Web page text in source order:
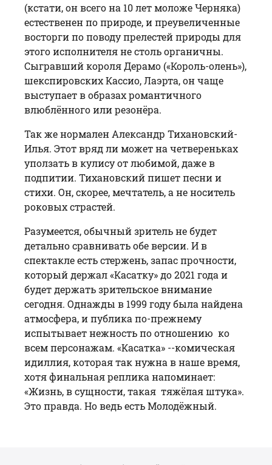
(кстати, он всего на 10 лет моложе Черняка)
естественен по природе, и преувеличенные
восторги по поводу прелестей природы для
этого исполнителя не столь органичны.
Сыгравший короля Дерамо («Король-олень»),
шекспировских Кассио, Лаэрта, он чаще
выступает в образах романтичного
влюблённого или резонёра.
Так же нормален Александр Тихановский-
Илья. Этот вряд ли может на четвереньках
уползать в кулису от любимой, даже в
подпитии. Тихановский пишет песни и
стихи. Он, скорее, мечтатель, а не носитель
роковых страстей.
Разумеется, обычный зритель не будет
детально сравнивать обе версии. И в
спектакле есть стержень, запас прочности,
который держал «Касатку» до 2021 года и
будет держать зрительское внимание
сегодня. Однажды в 1999 году была найдена
атмосфера, и публика по-прежнему
испытывает нежность по отношению ко
всем персонажам. «Касатка» --комическая
идиллия, которая так нужна в наше время,
хотя финальная реплика напоминает:
«Жизнь, в сущности, такая тяжёлая штука».
Это правда. Но ведь есть Молодёжный.